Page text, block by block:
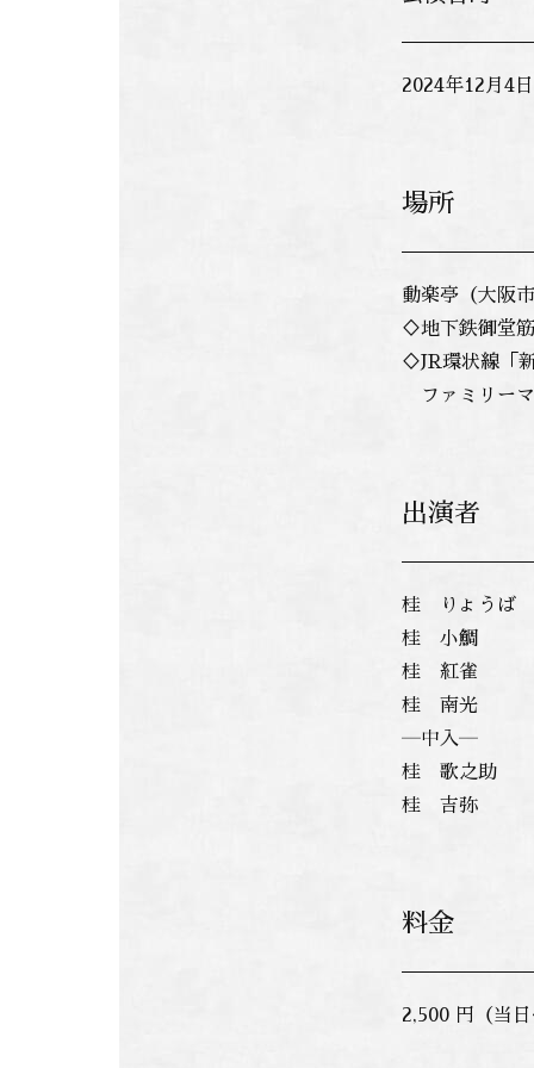
2024年12月4
場所
動楽亭（大阪
♢地下鉄御堂
♢JR環状線「
ファミリー
出演者
桂 りょうば
桂 小鯛
桂 紅雀
桂 南光
―中入―
桂 歌之助
桂 吉弥
料金
2,500 円（当